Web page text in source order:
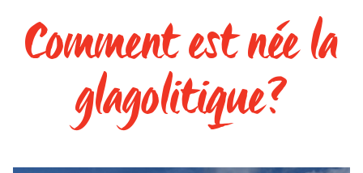
Comment est née la
glagolitique?